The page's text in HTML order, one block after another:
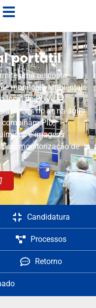
portátil
uma resposta
monitores ambientais
local de COVs,
no ar, na água
combinam PID,
e imagens
monitorização de
Candidatura
Processos
Retorno